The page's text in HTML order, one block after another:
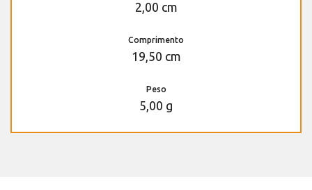
2,00 cm
Comprimento
19,50 cm
Peso
5,00 g